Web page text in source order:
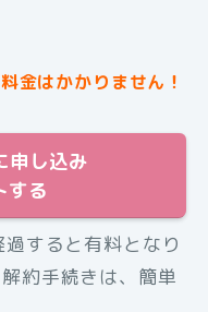
金はかかりません！
申し込み
る
すると有料となり
約手続きは、簡単